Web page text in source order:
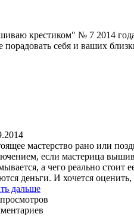
крестиком" № 7 2014
себя и ваших
мастерство рано или
если мастерица
а чего реально стоит
деньги. И хочется
дальше
просмотров